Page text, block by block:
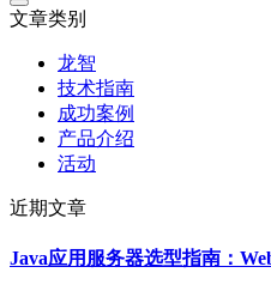
文章类别
龙智
技术指南
成功案例
产品介绍
活动
近期文章
Java应用服务器选型指南：